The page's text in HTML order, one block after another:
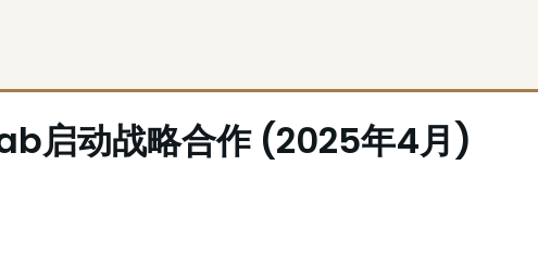
启动战略合作 (2025年4月)